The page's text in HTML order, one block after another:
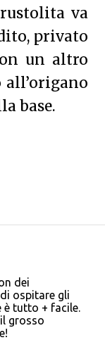
va
privato
un altro
base.
dei
ospitare gli
è tutto + facile.
grosso